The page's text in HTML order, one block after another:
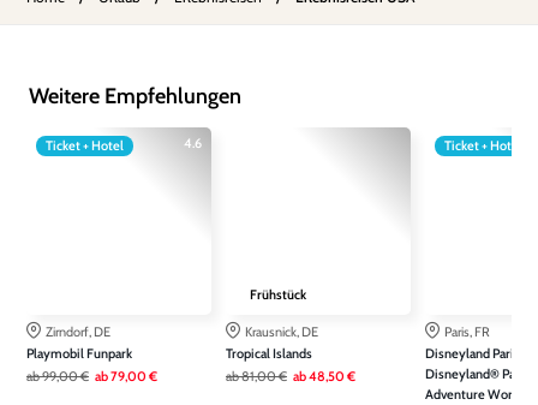
Weitere Empfehlungen
4.6
Ticket + Hotel
Zirndorf, DE
Playmobil Funpark
ab99,00 € ab79,00 €
Frühstück
Krausnick, DE
Tropical Islands
ab81,00 € ab48,50 €
Ticket + Hotel
Paris, FR
Disneyland Paris:
Disneyland® Park
Adventure World